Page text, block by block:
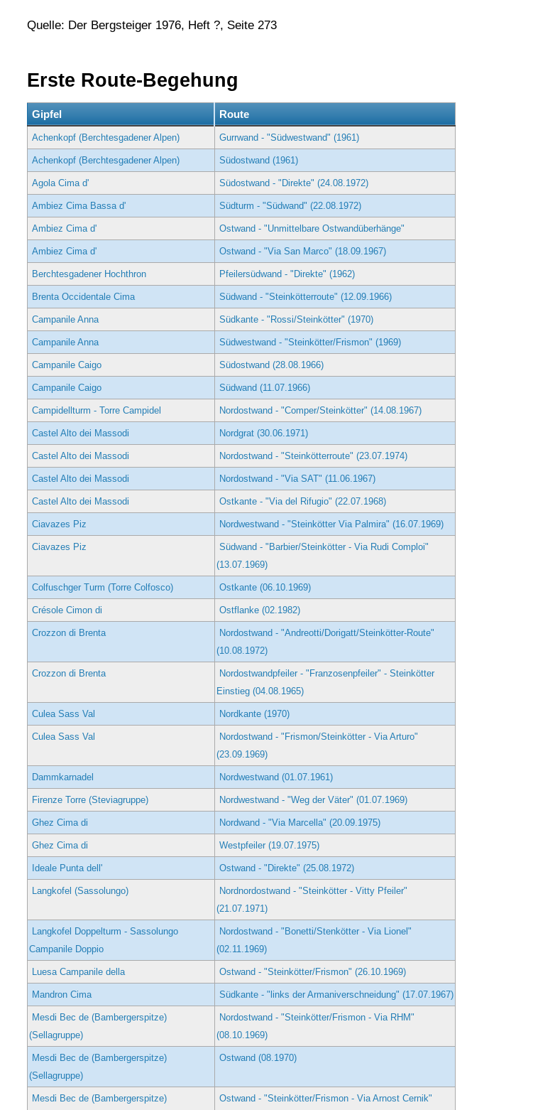
Quelle: Der Bergsteiger 1976, Heft ?, Seite 273
Erste Route-Begehung
Gipfel Route
Achenkopf (Berchtesgadener Alpen) Gurrwand - "Südwestwand" (1961)
Achenkopf (Berchtesgadener Alpen) Südostwand (1961)
Agola Cima d' Südostwand - "Direkte" (24.08.1972)
Ambiez Cima Bassa d' Südturm - "Südwand" (22.08.1972)
Ambiez Cima d' Ostwand - "Unmittelbare Ostwandüberhänge"
Ambiez Cima d' Ostwand - "Via San Marco" (18.09.1967)
Berchtesgadener Hochthron Pfeilersüdwand - "Direkte" (1962)
Brenta Occidentale Cima Südwand - "Steinkötterroute" (12.09.1966)
Campanile Anna Südkante - "Rossi/Steinkötter" (1970)
Campanile Anna Südwestwand - "Steinkötter/Frismon" (1969)
Campanile Caigo Südostwand (28.08.1966)
Campanile Caigo Südwand (11.07.1966)
Campidellturm - Torre Campidel Nordostwand - "Comper/Steinkötter" (14.08.1967)
Castel Alto dei Massodi Nordgrat (30.06.1971)
Castel Alto dei Massodi Nordostwand - "Steinkötterroute" (23.07.1974)
Castel Alto dei Massodi Nordostwand - "Via SAT" (11.06.1967)
Castel Alto dei Massodi Ostkante - "Via del Rifugio" (22.07.1968)
Ciavazes Piz Nordwestwand - "Steinkötter Via Palmira" (16.07.1969)
Ciavazes Piz
Südwand - "Barbier/Steinkötter - Via Rudi Comploi"
(13.07.1969)
Colfuschger Turm (Torre Colfosco) Ostkante (06.10.1969)
Crésole Cimon di Ostflanke (02.1982)
Crozzon di Brenta
Nordostwand - "Andreotti/Dorigatt/Steinkötter-Route"
(10.08.1972)
Crozzon di Brenta
Nordostwandpfeiler - "Franzosenpfeiler" - Steinkötter
Einstieg (04.08.1965)
Culea Sass Val Nordkante (1970)
Culea Sass Val
Nordostwand - "Frismon/Steinkötter - Via Arturo"
(23.09.1969)
Dammkarnadel Nordwestwand (01.07.1961)
Firenze Torre (Steviagruppe) Nordwestwand - "Weg der Väter" (01.07.1969)
Ghez Cima di Nordwand - "Via Marcella" (20.09.1975)
Ghez Cima di Westpfeiler (19.07.1975)
Ideale Punta dell' Ostwand - "Direkte" (25.08.1972)
Langkofel (Sassolungo)
Nordnordostwand - "Steinkötter - Vitty Pfeiler"
(21.07.1971)
Langkofel Doppelturm - Sassolungo
Campanile Doppio
Nordostwand - "Bonetti/Stenkötter - Via Lionel"
(02.11.1969)
Luesa Campanile della Ostwand - "Steinkötter/Frismon" (26.10.1969)
Mandron Cima Südkante - "links der Armaniverschneidung" (17.07.1967)
Mesdi Bec de (Bambergerspitze)
(Sellagruppe)
Nordostwand - "Steinkötter/Frismon - Via RHM"
(08.10.1969)
Mesdi Bec de (Bambergerspitze)
(Sellagruppe)
Ostwand (08.1970)
Mesdi Bec de (Bambergerspitze)
Ostwand - "Steinkötter/Frismon - Via Arnost Cernik"